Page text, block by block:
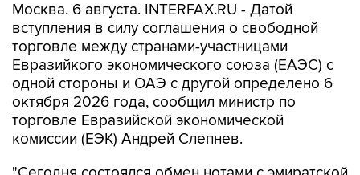
Москва. 6 августа. INTERFAX.RU - Датой
вступления в силу соглашения о свободной
торговле между странами-участницами
Евразийкого экономического союза (ЕАЭС) с
одной стороны и ОАЭ с другой определено 6
октября 2026 года, сообщил министр по
торговле Евразийской экономической
комиссии (ЕЭК) Андрей Слепнев.